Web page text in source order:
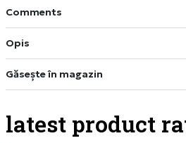
Comments
Opis
Găsește în magazin
latest product